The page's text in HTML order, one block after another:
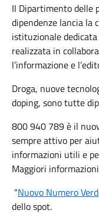
Il Dipartimento delle
dipendenze lancia la
istituzionale dedicata
realizzata in
l’informazione e
Droga, nuove
doping, sono tutte
800 940 789 è il
sempre attivo per
informazioni utili e
Maggiori
"Nuovo Numero
dello spot.